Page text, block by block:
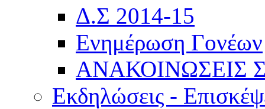
Δ.Σ 2014-15
Ενημέρωση Γονέων
ΑΝΑΚΟΙΝΩΣΕΙΣ
Εκδηλώσεις -